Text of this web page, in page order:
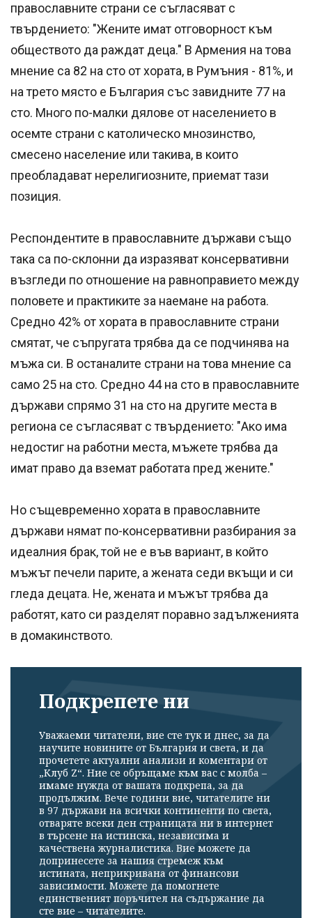
православните страни се съгласяват с
твърдението: "Жените имат отговорност към
обществото да раждат деца." В Армения на това
мнение са 82 на сто от хората, в Румъния - 81%, и
на трето място е България със завидните 77 на
сто. Много по-малки дялове от населението в
осемте страни с католическо мнозинство,
смесено население или такива, в които
преобладават нерелигиозните, приемат тази
позиция.
Респондентите в православните държави също
така са по-склонни да изразяват консервативни
възгледи по отношение на равноправието между
половете и практиките за наемане на работа.
Средно 42% от хората в православните страни
смятат, че съпругата трябва да се подчинява на
мъжа си. В останалите страни на това мнение са
само 25 на сто. Средно 44 на сто в православните
държави спрямо 31 на сто на другите места в
региона се съгласяват с твърдението: "Ако има
недостиг на работни места, мъжете трябва да
имат право да вземат работата пред жените."
Но същевременно хората в православните
държави нямат по-консервативни разбирания за
идеалния брак, той не е във вариант, в който
мъжът печели парите, а жената седи вкъщи и си
гледа децата. Не, жената и мъжът трябва да
работят, като си разделят поравно задълженията
в домакинството.
Подкрепете ни
Уважаеми читатели, вие сте тук и днес, за да
научите новините от България и света, и да
прочетете актуални анализи и коментари от
„Клуб Z“. Ние се обръщаме към вас с молба –
имаме нужда от вашата подкрепа, за да
продължим. Вече години вие, читателите ни
в 97 държави на всички континенти по света,
отваряте всеки ден страницата ни в интернет
в търсене на истинска, независима и
качествена журналистика. Вие можете да
допринесете за нашия стремеж към
истината, неприкривана от финансови
зависимости. Можете да помогнете
единственият поръчител на съдържание да
сте вие – читателите.